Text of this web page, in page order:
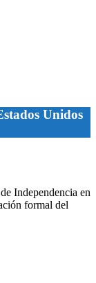
Unidos
Independencia en
formal del